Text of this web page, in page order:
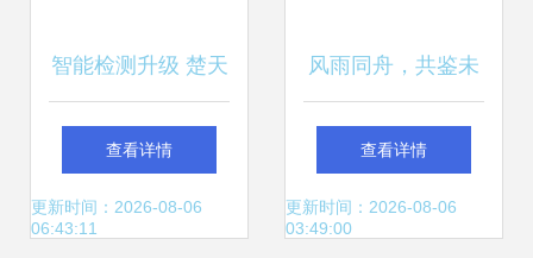
智能检测升级 楚天
科技发布aim72全
自动灯检机，天鼎
查看详情
更新时间：2026-08-06
06:43:11
风雨同舟，共鉴未
来 天鼎证券与投资
者携手前行
查看详情
更新时间：2026-08-06
03:49:00